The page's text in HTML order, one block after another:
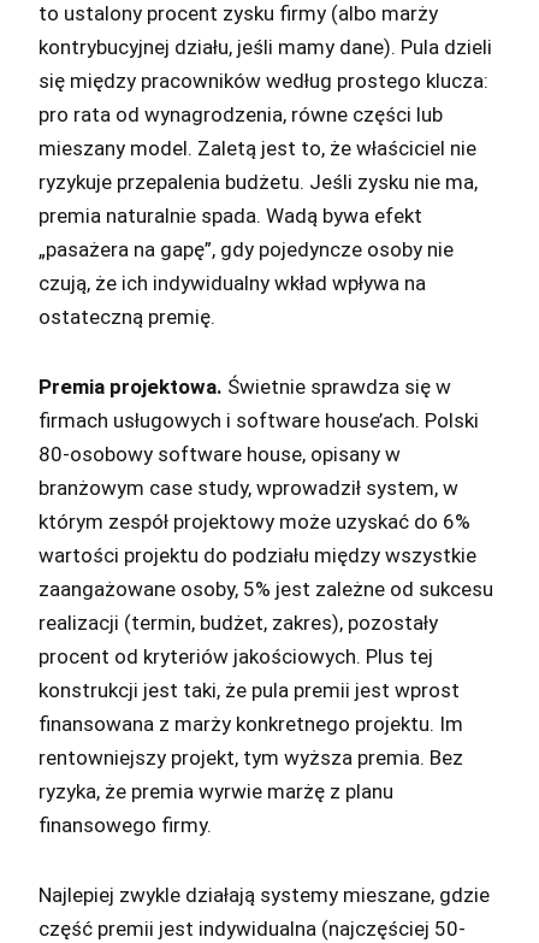
to ustalony procent zysku firmy (albo marży
kontrybucyjnej działu, jeśli mamy dane). Pula dzieli
się między pracowników według prostego klucza:
pro rata od wynagrodzenia, równe części lub
mieszany model. Zaletą jest to, że właściciel nie
ryzykuje przepalenia budżetu. Jeśli zysku nie ma,
premia naturalnie spada. Wadą bywa efekt
„pasażera na gapę”, gdy pojedyncze osoby nie
czują, że ich indywidualny wkład wpływa na
ostateczną premię.
Premia projektowa. Świetnie sprawdza się w
firmach usługowych i software house’ach. Polski
80-osobowy software house, opisany w
branżowym case study, wprowadził system, w
którym zespół projektowy może uzyskać do 6%
wartości projektu do podziału między wszystkie
zaangażowane osoby, 5% jest zależne od sukcesu
realizacji (termin, budżet, zakres), pozostały
procent od kryteriów jakościowych. Plus tej
konstrukcji jest taki, że pula premii jest wprost
finansowana z marży konkretnego projektu. Im
rentowniejszy projekt, tym wyższa premia. Bez
ryzyka, że premia wyrwie marżę z planu
finansowego firmy.
Najlepiej zwykle działają systemy mieszane, gdzie
część premii jest indywidualna (najczęściej 50-